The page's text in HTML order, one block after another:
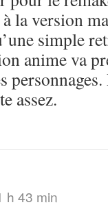
la version
simple
anime va
assez.
h 43 min